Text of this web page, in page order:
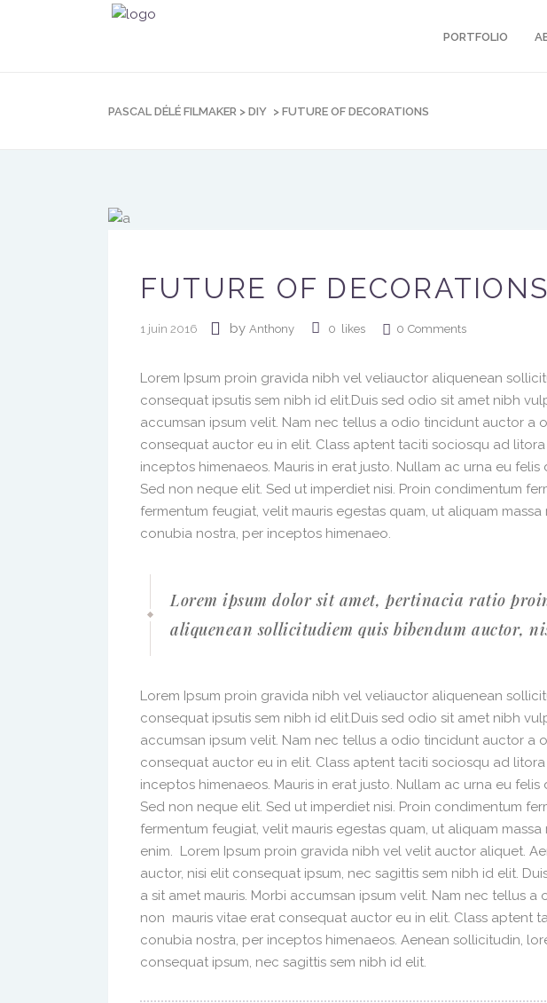
PORTFOLIO
PASCAL DÉLÉ FILMAKER > DIY > FUTURE OF DECORATIONS
FUTURE OF DECORATIONS
1 juin 2016 by Anthony 0 likes 0 Comments
Lorem Ipsum proin gravida nibh vel veliauctor aliquenean
consequat ipsutis sem nibh id elit.Duis sed odio sit amet nibh
accumsan ipsum velit. Nam nec tellus a odio tincidunt auctor a
consequat auctor eu in elit. Class aptent taciti sociosqu ad
inceptos himenaeos. Mauris in erat justo. Nullam ac urna eu
Sed non neque elit. Sed ut imperdiet nisi. Proin condimentum
fermentum feugiat, velit mauris egestas quam, ut aliquam
conubia nostra, per inceptos himenaeo.
Lorem ipsum dolor sit amet, pertinacia ratio
aliquenean sollicitudiem quis bibendum auctor,
Lorem Ipsum proin gravida nibh vel veliauctor aliquenean
consequat ipsutis sem nibh id elit.Duis sed odio sit amet nibh
accumsan ipsum velit. Nam nec tellus a odio tincidunt auctor a
consequat auctor eu in elit. Class aptent taciti sociosqu ad
inceptos himenaeos. Mauris in erat justo. Nullam ac urna eu
Sed non neque elit. Sed ut imperdiet nisi. Proin condimentum
fermentum feugiat, velit mauris egestas quam, ut aliquam
enim. Lorem Ipsum proin gravida nibh vel velit auctor aliquet.
auctor, nisi elit consequat ipsum, nec sagittis sem nibh id elit.
a sit amet mauris. Morbi accumsan ipsum velit. Nam nec tellus
non mauris vitae erat consequat auctor eu in elit. Class aptent
conubia nostra, per inceptos himenaeos. Aenean sollicitudin,
consequat ipsum, nec sagittis sem nibh id elit.